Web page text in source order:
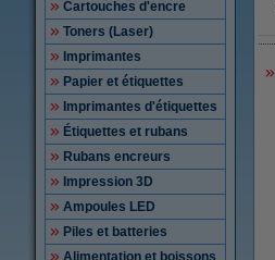
Cartouches d'encre
Toners (Laser)
Imprimantes
Papier et étiquettes
Imprimantes d'étiquettes
Étiquettes et rubans
Rubans encreurs
Impression 3D
Ampoules LED
Piles et batteries
Alimentation et boissons